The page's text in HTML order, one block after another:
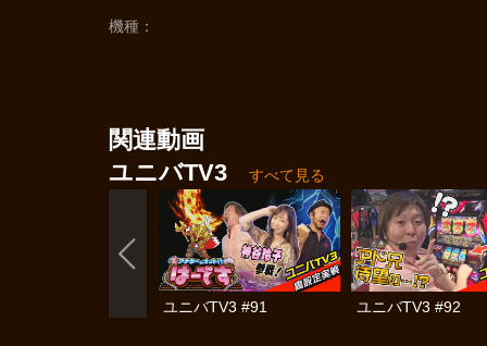
機種
関連動画
ユニバTV3
すべて見る
ユニバTV3 #91 ユニバTV3 #92